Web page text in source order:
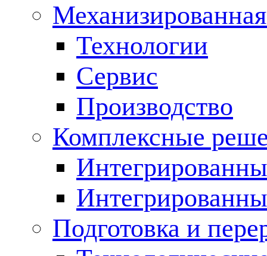
Технологии
Сервис
Производство
Комплексные
Подготовка и